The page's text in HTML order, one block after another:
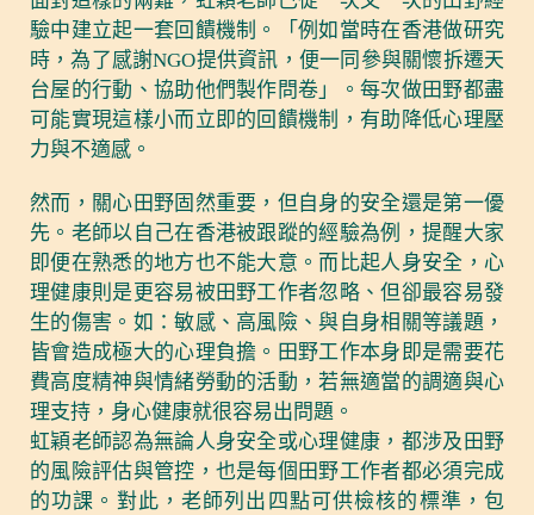
驗中建立起一套回饋機制。「例如當時在香港做研究
時，為了感謝NGO提供資訊，便一同參與關懷拆遷天
台屋的行動、協助他們製作問卷」。每次做田野都盡
可能實現這樣小而立即的回饋機制，有助降低心理壓
力與不適感。
然而，關心田野固然重要，但自身的安全還是第一優
先。老師以自己在香港被跟蹤的經驗為例，提醒大家
即便在熟悉的地方也不能大意。而比起人身安全，心
理健康則是更容易被田野工作者忽略、但卻最容易發
生的傷害。如：敏感、高風險、與自身相關等議題，
皆會造成極大的心理負擔。田野工作本身即是需要花
費高度精神與情緒勞動的活動，若無適當的調適與心
理支持，身心健康就很容易出問題。
虹穎老師認為無論人身安全或心理健康，都涉及田野
的風險評估與管控，也是每個田野工作者都必須完成
的功課。對此，老師列出四點可供檢核的標準，包